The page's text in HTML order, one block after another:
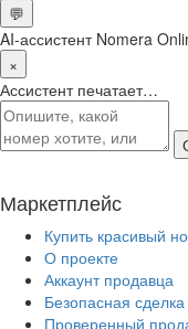
💬
AI-ассистент Nomera
×
Ассистент печатает…
Маркетплейс
Купить красивый
О проекте
Аккаунт продавца
Безопасная сделка
Проверенный